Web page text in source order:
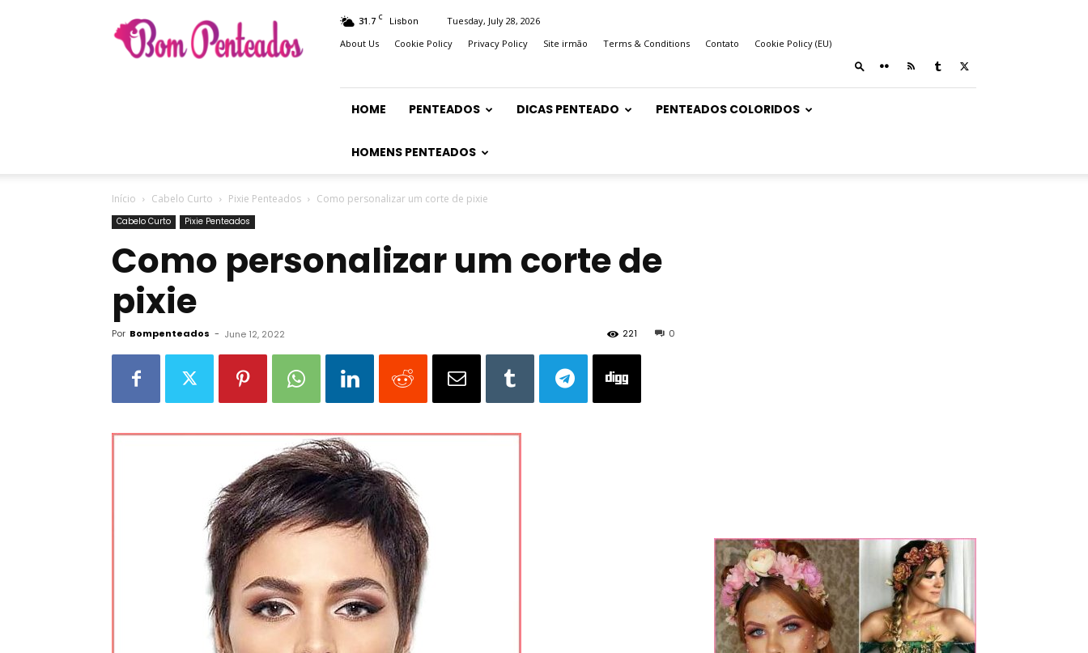
Penteados
31.7 C Lisbon
Tuesday, July 28, 2026
About Us
Cookie Policy Privacy Policy Site irmão Terms & Conditions Contato Cookie Policy (EU)
HOME PENTEADOS DICAS PENTEADO PENTEADOS COLORIDOS
HOMENS PENTEADOS
Início Cabelo Curto Pixie Penteados Como personalizar um corte de pixie
Cabelo Curto Pixie Penteados
Como personalizar um corte de
pixie
Por Bompenteados - June 12, 2022 0
221